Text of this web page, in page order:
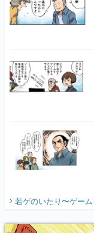
若ゲのいたり〜ゲー